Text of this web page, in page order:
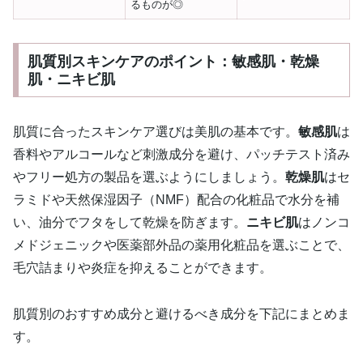
るものが◎
肌質別スキンケアのポイント：敏感肌・乾燥
肌・ニキビ肌
肌質に合ったスキンケア選びは美肌の基本です。 敏感肌は
香料やアルコールなど刺激成分を避け、パッチテスト済み
やフリー処方の製品を選ぶようにしましょう。 乾燥肌はセ
ラミドや天然保湿因子（NMF）配合の化粧品で水分を補
い、油分でフタをして乾燥を防ぎます。 ニキビ肌はノンコ
メドジェニックや医薬部外品の薬用化粧品を選ぶことで、
毛穴詰まりや炎症を抑えることができます。
肌質別のおすすめ成分と避けるべき成分を下記にまとめま
す。